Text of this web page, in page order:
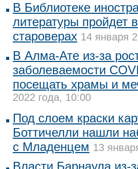
В Библиотеке
литературы пройдет
староверах 14 января
В Алма-Ате из-за
заболеваемости
посещать храмы и
2022 года, 10:00
Под слоем краски
Боттичелли нашли
с Младенцем 13
Власти Барнаула из-